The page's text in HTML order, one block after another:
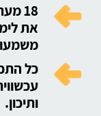
18
את
כל
ותיכון.